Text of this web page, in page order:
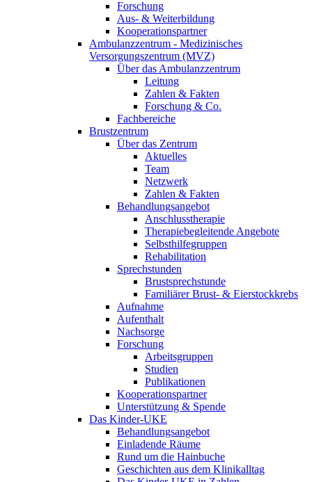
Forschung
Aus- & Weiterbildung
Kooperationspartner
Ambulanzzentrum - Medizinisches
Versorgungszentrum (MVZ)
Über das Ambulanzzentrum
Leitung
Zahlen & Fakten
Forschung & Co.
Fachbereiche
Brustzentrum
Über das Zentrum
Aktuelles
Team
Netzwerk
Zahlen & Fakten
Behandlungsangebot
Anschlusstherapie
Therapiebegleitende Angebote
Selbsthilfegruppen
Rehabilitation
Sprechstunden
Brustsprechstunde
Familiärer Brust- & Eierstockkrebs
Aufnahme
Aufenthalt
Nachsorge
Forschung
Arbeitsgruppen
Studien
Publikationen
Kooperationspartner
Unterstützung & Spende
Das Kinder-UKE
Behandlungsangebot
Einladende Räume
Rund um die Hainbuche
Geschichten aus dem Klinikalltag